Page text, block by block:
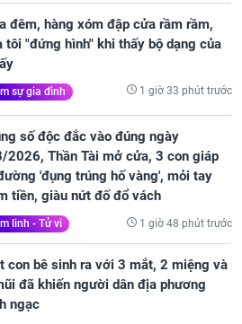
đêm, hàng xóm đập cửa rầm rầm,
tôi "đứng hình" khi thấy bộ dạng của
sự gia đình 1 giờ 33 phút trước
số độc đắc vào đúng ngày
2026, Thần Tài mở cửa, 3 con giáp
'đụng trúng hố vàng', mỏi tay
tiền, giàu nứt đố đổ vách
linh - Tử vi 1 giờ 48 phút trước
con bê sinh ra với 3 mắt, 2 miệng và
đã khiến người dân địa phương
ngạc